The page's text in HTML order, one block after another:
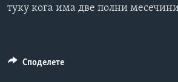
туку кога има две полни
Споделете